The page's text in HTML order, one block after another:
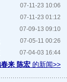
07-11-23 10:06
07-11-23 01:12
07-09-13 09:10
07-05-11 00:26
07-04-03 16:44
来 陈宏 的新闻>>